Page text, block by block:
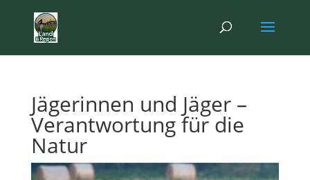
Jägerinnen und Jäger –
Verantwortung für die
Natur